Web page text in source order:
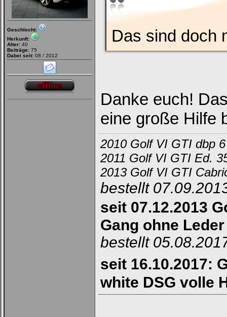
Geschlecht:
Herkunft:
Alter: 40
Beiträge: 75
Dabei seit: 08 / 2012
Das sind doch
Danke euch!
eine große Hilfe
2010 Golf VI GTI dbp
2011 Golf VI GTI Ed.
2013 Golf VI GTI
bestellt
seit 07.12.2013
Gang ohne
bestellt
seit 16.10.2017:
white DSG volle